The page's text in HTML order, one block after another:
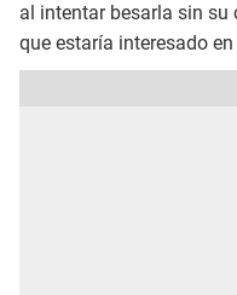
al intentar besarla sin su
que estaría interesado en